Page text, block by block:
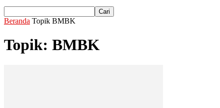
Beranda Topik BMBK
Topik: BMBK